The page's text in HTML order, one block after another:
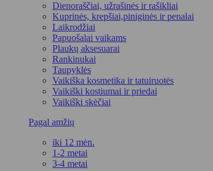
Dienoraščiai, užrašinės ir rašikliai
Kuprinės, krepšiai,piniginės ir penalai
Laikrodžiai
Papuošalai vaikams
Plaukų aksesuarai
Rankinukai
Taupyklės
Vaikiška kosmetika ir tatuiruotės
Vaikiški kostiumai ir priedai
Vaikiški skėčiai
Pagal amžių
iki 12 mėn.
1-2 metai
3-4 metai